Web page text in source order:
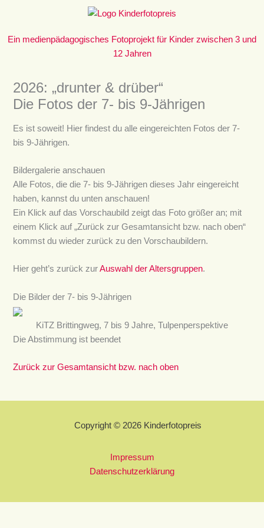
springen
Ein medienpädagogisches Fotoprojekt für Kinder zwischen 3 und
12 Jahren
2026: „drunter & drüber“
Die Fotos der 7- bis 9-Jährigen
Es ist soweit! Hier findest du alle eingereichten Fotos der 7-
bis 9-Jährigen.
Bildergalerie anschauen
Alle Fotos, die die 7- bis 9-Jährigen dieses Jahr eingereicht
haben, kannst du unten anschauen!
Ein Klick auf das Vorschaubild zeigt das Foto größer an; mit
einem Klick auf „Zurück zur Gesamtansicht bzw. nach oben“
kommst du wieder zurück zu den Vorschaubildern.
Hier geht’s zurück zurAuswahl der Altersgruppen.
Die Bilder der 7- bis 9-Jährigen
KiTZ Brittingweg, 7 bis 9 Jahre, Tulpenperspektive
Die Abstimmung ist beendet
Zurück zur Gesamtansicht bzw. nach oben
Copyright © 2026 Kinderfotopreis
Impressum
Datenschutzerklärung